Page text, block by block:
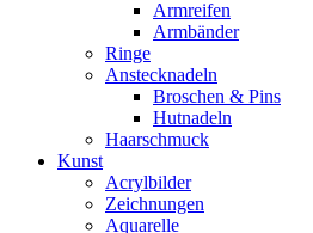
Armreifen
Armbänder
Ringe
Anstecknadeln
Broschen & Pins
Hutnadeln
Haarschmuck
Kunst
Acrylbilder
Zeichnungen
Aquarelle